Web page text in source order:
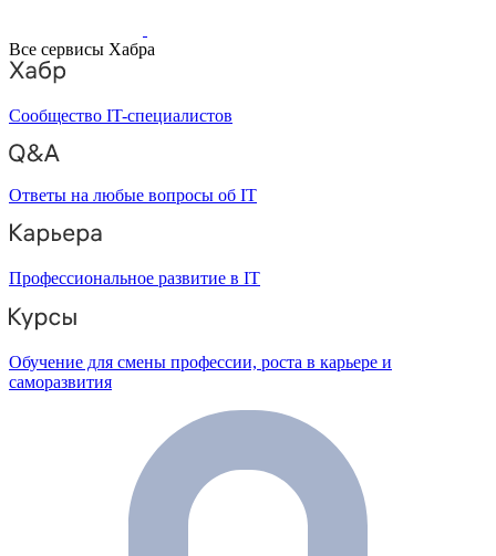
Все сервисы Хабра
Сообщество IT-специалистов
Ответы на любые вопросы об IT
Профессиональное развитие в IT
Обучение для смены профессии, роста в карьере и
саморазвития